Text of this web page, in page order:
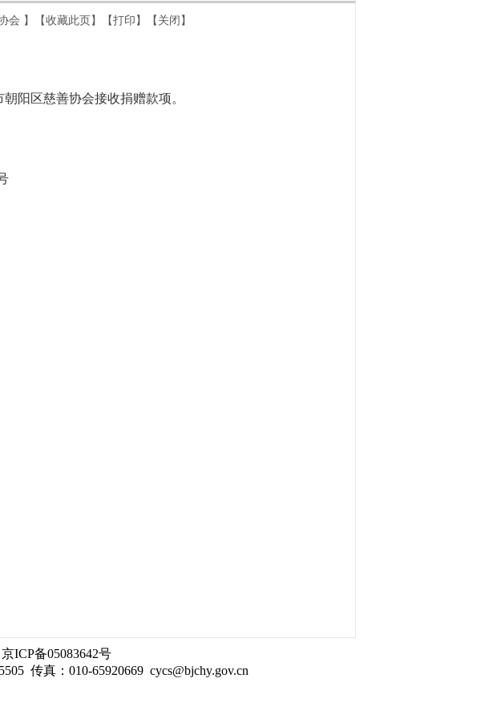
会 】【收藏此页 】【打印 】 【关闭】
阳区慈善协会接收捐赠款项。
ICP备05083642号
传真：010-65920669 cycs@bjchy.gov.cn